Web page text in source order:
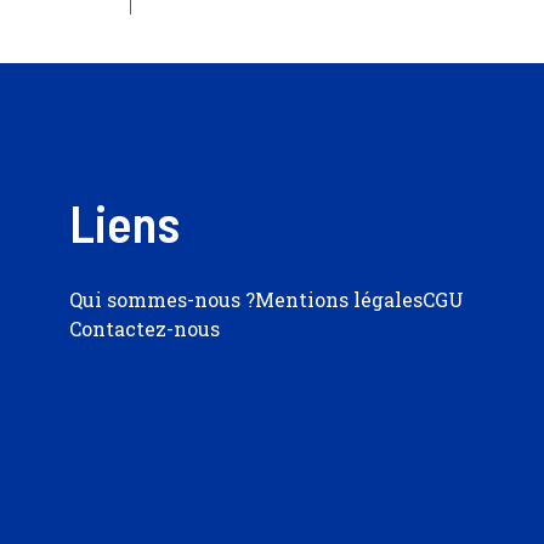
Liens
Qui sommes-nous ?Mentions légalesCGU
Contactez-nous